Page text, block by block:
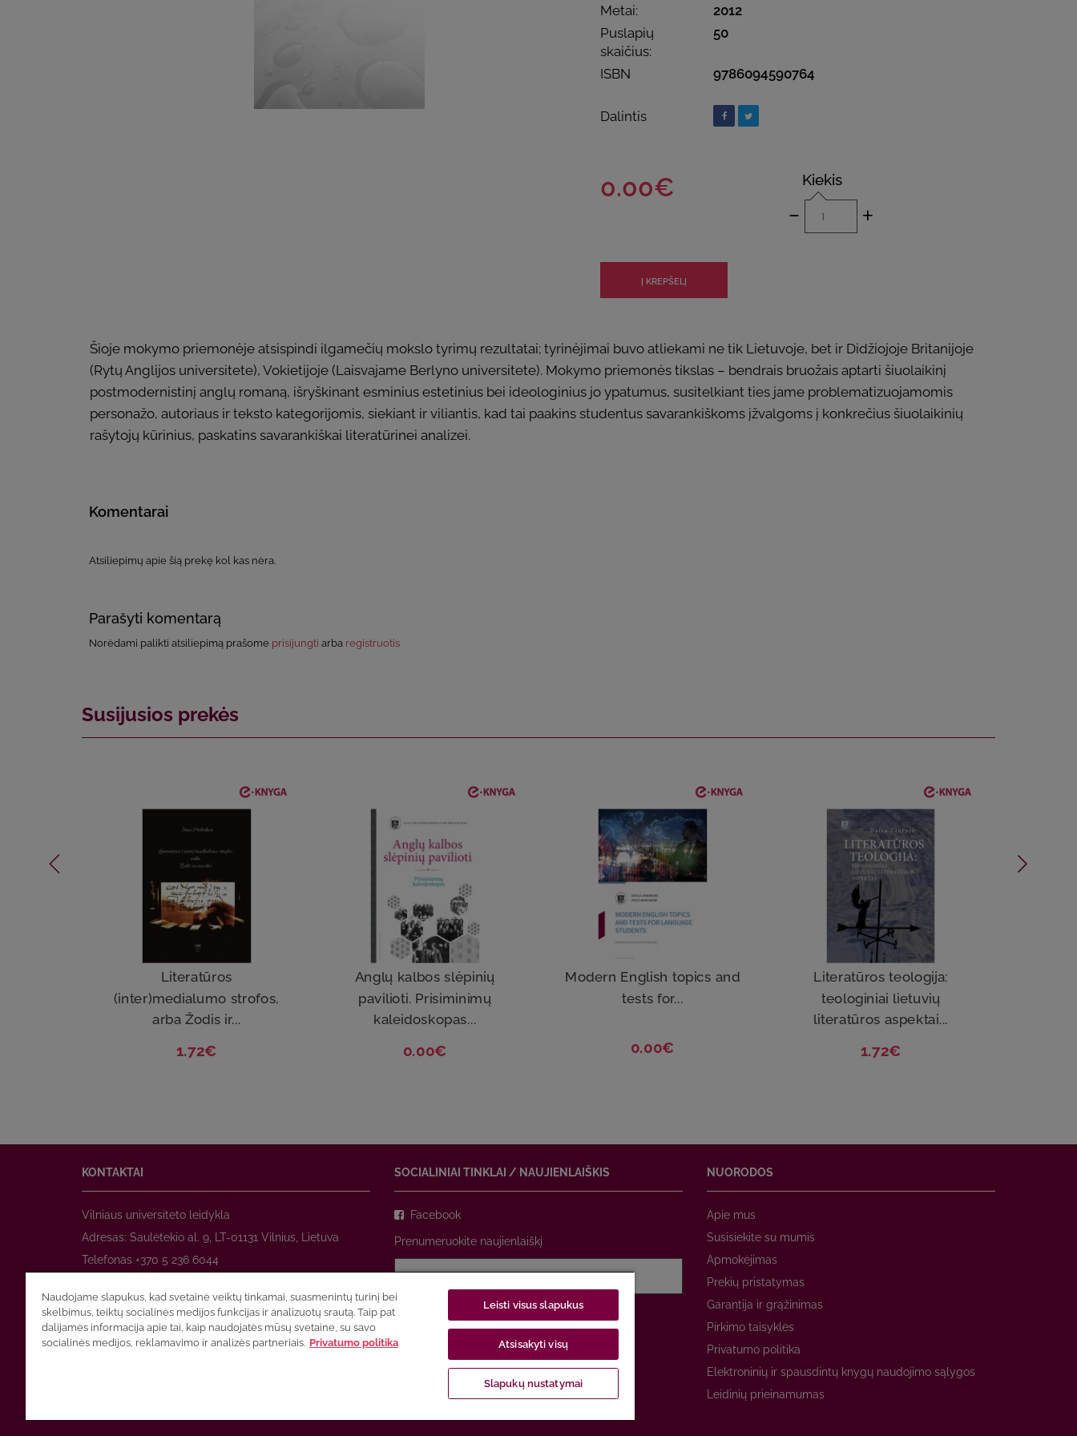
Metai:
2012
Puslapių
skaičius:
50
ISBN 9786094590764
Dalintis
0.00€ Kiekis
- +
Šioje mokymo priemonėje atsispindi ilgamečių mokslo tyrimų rezultatai; tyrinėjimai buvo atliekami ne tik Lietuvoje, bet ir Didžiojoje Britanijoje
(Rytų Anglijos universitete), Vokietijoje (Laisvajame Berlyno universitete). Mokymo priemonės tikslas – bendrais bruožais aptarti šiuolaikinį
postmodernistinį anglų romaną, išryškinant esminius estetinius bei ideologinius jo ypatumus, susitelkiant ties jame problematizuojamomis
personažo, autoriaus ir teksto kategorijomis, siekiant ir viliantis, kad tai paakins studentus savarankiškoms įžvalgoms į konkrečius šiuolaikinių
rašytojų kūrinius, paskatins savarankiškai literatūrinei analizei.
Komentarai
Atsiliepimų apie šią prekę kol kas nėra.
Parašyti komentarą
Norėdami palikti atsiliepimą prašome prisijungti arba registruotis
Susijusios prekės
Literatūros
(inter)medialumo strofos,
arba Žodis ir...
1.72€
Anglų kalbos slėpinių
pavilioti. Prisiminimų
kaleidoskopas...
0.00€
Modern English topics and
tests for...
0.00€
Literatūros teologija:
teologiniai lietuvių
literatūros aspektai...
1.72€
KONTAKTAI
Vilniaus universiteto leidykla
Adresas: Saulėtekio al. 9, LT-01131 Vilnius, Lietuva
Telefonas +370 5 236 6044
El. paštasprekyba@leidykla.vu.lt
www.zurnalai.vu.lt
SOCIALINIAI TINKLAI / NAUJIENLAIŠKIS
Facebook
Prenumeruokite naujienlaiškį
privatumo politika
NUORODOS
Apie mus
Susisiekite su mumis
Apmokėjimas
Prekių pristatymas
Garantija ir grąžinimas
Pirkimo taisyklės
Privatumo politika
Elektroninių ir spausdintų knygų naudojimo sąlygos
Leidinių prieinamumas
Naudojame slapukus, kad svetainė veiktų tinkamai, suasmenintų turinį bei
skelbimus, teiktų socialinės medijos funkcijas ir analizuotų srautą. Taip pat
dalijamės informacija apie tai, kaip naudojatės mūsų svetaine, su savo
socialinės medijos, reklamavimo ir analizės partneriais. Privatumo politika
Leisti visus slapukus
Atsisakyti visų
Slapukų nustatymai